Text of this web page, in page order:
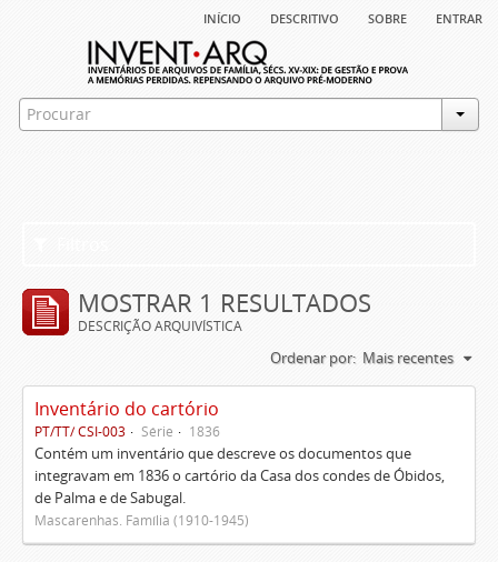
início descritivo sobre entrar
MOSTRAR 1 RESULTADOS
DESCRIÇÃO ARQUIVÍSTICA
Ordenar por: Mais recentes
Inventário do cartório
PT/TT/ CSI-003 Série 1836
Contém um inventário que descreve os documentos que
integravam em 1836 o cartório da Casa dos condes de Óbidos,
de Palma e de Sabugal.
Mascarenhas. Família (1910-1945)